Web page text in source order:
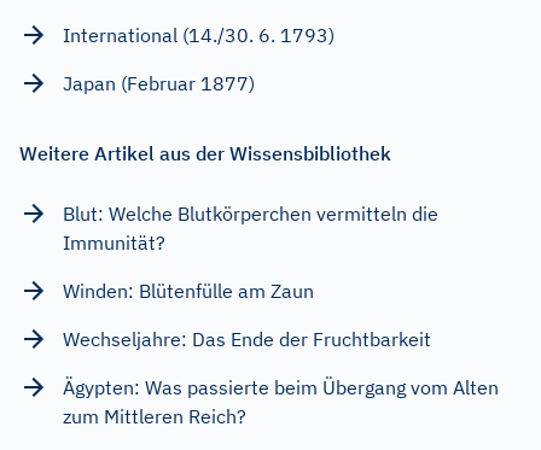
International (14./30. 6. 1793)
Japan (Februar 1877)
Weitere Artikel aus der Wissensbibliothek
Blut: Welche Blutkörperchen vermitteln die
Immunität?
Winden: Blütenfülle am Zaun
Wechseljahre: Das Ende der Fruchtbarkeit
Ägypten: Was passierte beim Übergang vom Alten
zum Mittleren Reich?